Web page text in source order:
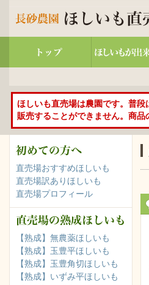
ほしいも直売場は農園です。普
販売することができません。商
直売場おすすめほしいも
直売場訳ありほしいも
直売場プロフィール
【熟成】無農薬ほしいも
【熟成】玉豊平ほしいも
【熟成】玉豊角切ほしいも
【熟成】いずみ平ほしいも